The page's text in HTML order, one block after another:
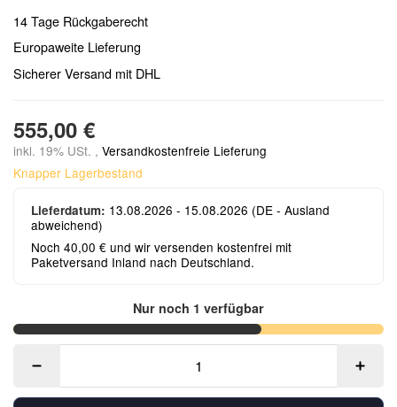
14 Tage Rückgaberecht
Europaweite Lieferung
Sicherer Versand mit DHL
555,00 €
inkl. 19% USt. , Versandkostenfreie Lieferung
Knapper Lagerbestand
Lieferdatum: 13.08.2026 - 15.08.2026 (DE - Ausland
abweichend)
Noch 40,00 € und wir versenden kostenfrei mit
Paketversand Inland nach Deutschland.
Nur noch 1 verfügbar